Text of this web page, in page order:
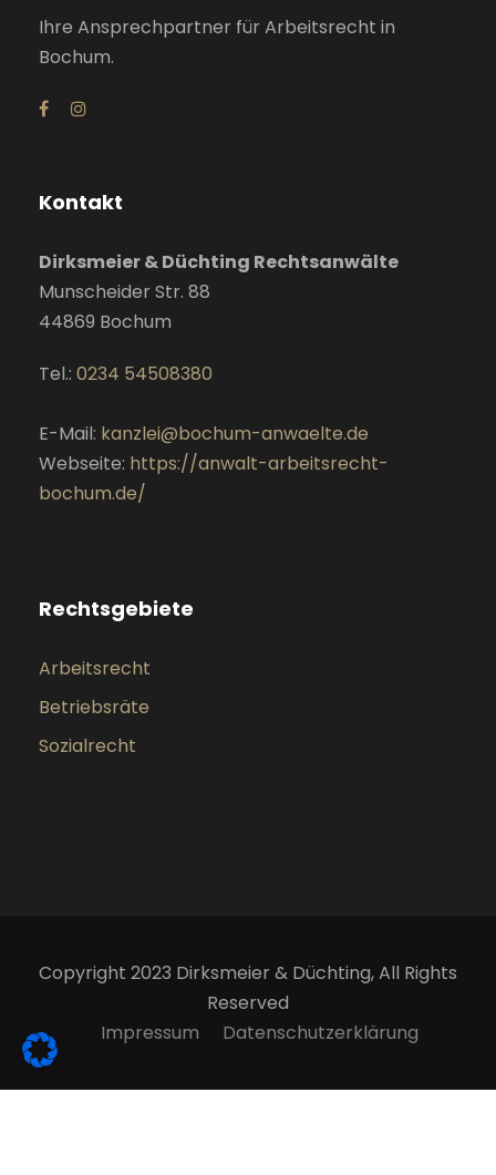
Ihre Ansprechpartner für Arbeitsrecht in
Bochum.
Kontakt
Dirksmeier & Düchting Rechtsanwälte
Munscheider Str. 88
44869 Bochum
Tel.: 0234 54508380
E-Mail: kanzlei@bochum-anwaelte.de
Webseite: https://anwalt-arbeitsrecht-
bochum.de/
Rechtsgebiete
Arbeitsrecht
Betriebsräte
Sozialrecht
Copyright 2023 Dirksmeier & Düchting, All Rights
Reserved
Impressum
Datenschutzerklärung